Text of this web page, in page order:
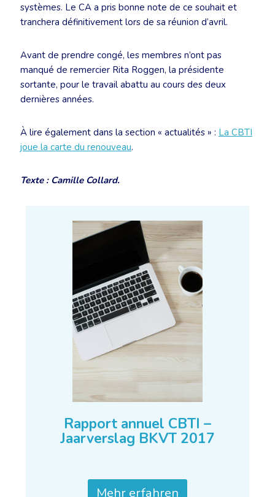
systèmes. Le CA a pris bonne note de ce souhait et
tranchera définitivement lors de sa réunion d’avril.
Avant de prendre congé, les membres n’ont pas
manqué de remercier Rita Roggen, la présidente
sortante, pour le travail abattu au cours des deux
dernières années.
À lire également dans la section « actualités » : La CBTI
joue la carte du renouveau.
Texte : Camille Collard.
Rapport annuel CBTI –
Jaarverslag BKVT 2017
Mehr erfahren